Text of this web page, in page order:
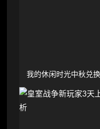
我的休闲时光中秋兑